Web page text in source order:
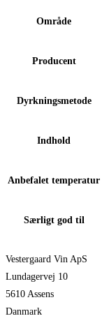
Område
Producent
Dyrkningsmetode
Indhold
Anbefalet temperatur
Særligt god til
Vestergaard Vin ApS
Lundagervej 10
5610 Assens
Danmark